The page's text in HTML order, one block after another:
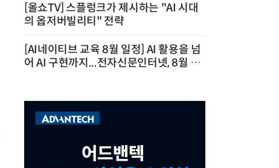
[올쇼TV] 스플렁크가 제시하는 "AI 시대
의 옵저버빌리티" 전략
[AI네이티브 교육 8월 일정] AI 활용을 넘
어 AI 구현까지...전자신문인터넷, 8월 실